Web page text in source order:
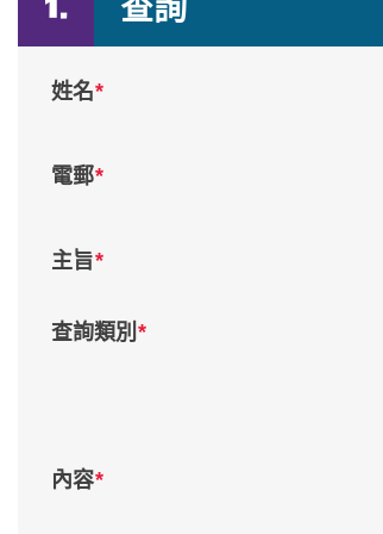
查詢
姓名*
電郵*
主旨*
查詢類別 *
內容*